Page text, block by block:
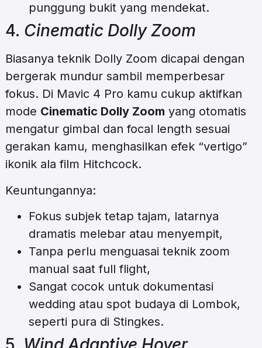
punggung bukit yang mendekat.
4. Cinematic Dolly Zoom
Biasanya teknik Dolly Zoom dicapai dengan
bergerak mundur sambil memperbesar
fokus. Di Mavic 4 Pro kamu cukup aktifkan
mode Cinematic Dolly Zoom yang otomatis
mengatur gimbal dan focal length sesuai
gerakan kamu, menghasilkan efek “vertigo”
ikonik ala film Hitchcock.
Keuntungannya:
Fokus subjek tetap tajam, latarnya
dramatis melebar atau menyempit,
Tanpa perlu menguasai teknik zoom
manual saat full flight,
Sangat cocok untuk dokumentasi
wedding atau spot budaya di Lombok,
seperti pura di Stingkes.